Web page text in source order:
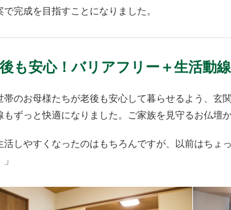
で完成を目指すことになりました。
も安心！バリアフリー＋生活動線
帯のお母様たちが老後も安心して暮らせるよう、玄
もずっと快適になりました。ご家族を見守るお仏壇
活しやすくなったのはもちろんですが、以前はち